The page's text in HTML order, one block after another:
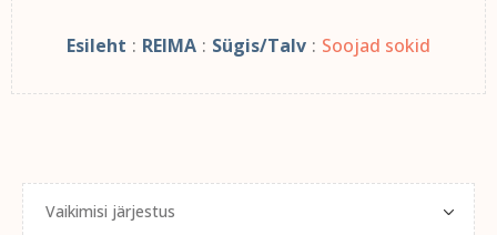
Esileht : REIMA : Sügis/Talv : Soojad sokid